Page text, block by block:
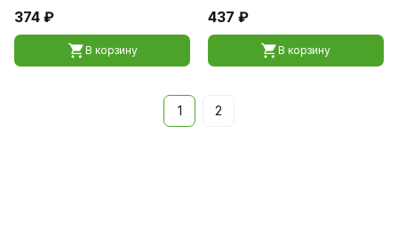
374 ₽
В корзину
437 ₽
В корзину
1 2